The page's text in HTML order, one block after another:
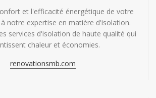
et l'efficacité énergétique de votre
notre expertise en matière d'isolation.
services d'isolation de haute qualité qui
chaleur et économies.
renovationsmb.com